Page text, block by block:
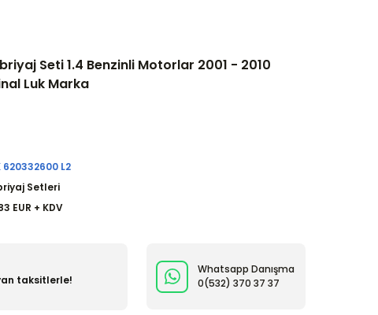
Seti 1.4 Benzinli Motorlar 2001 - 2010
Luk Marka
620332600 L2
Setleri
EUR + KDV
taksitlerle!
Whatsapp Danışma
0(532) 370 37 37